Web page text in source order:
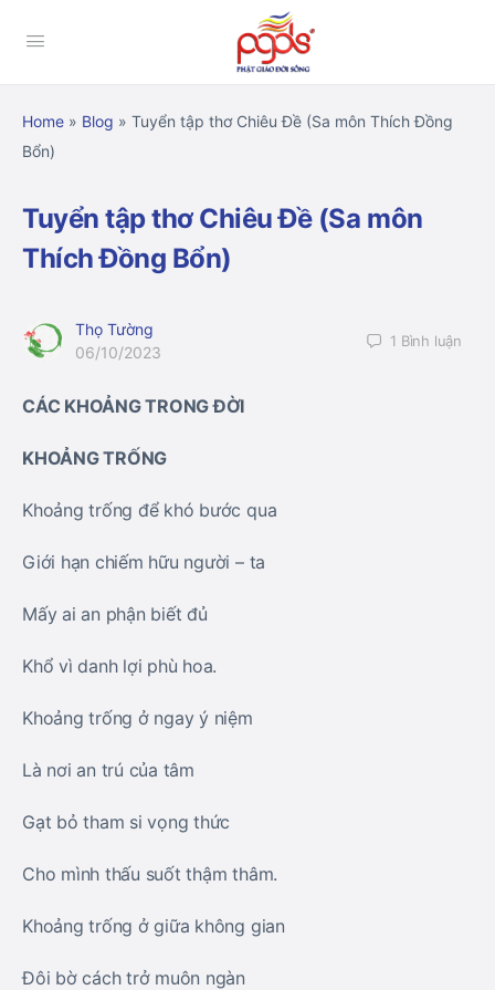
Home » Blog » Tuyển tập thơ Chiêu Đề (Sa môn Thích Đồng
Bổn)
Tuyển tập thơ Chiêu Đề (Sa môn
Thích Đồng Bổn)
Thọ Tường
06/10/2023
1 Bình luận
CÁC KHOẢNG TRONG ĐỜI
KHOẢNG TRỐNG
Khoảng trống để khó bước qua
Giới hạn chiếm hữu người – ta
Mấy ai an phận biết đủ
Khổ vì danh lợi phù hoa.
Khoảng trống ở ngay ý niệm
Là nơi an trú của tâm
Gạt bỏ tham si vọng thức
Cho mình thấu suốt thậm thâm.
Khoảng trống ở giữa không gian
Đôi bờ cách trở muôn ngàn